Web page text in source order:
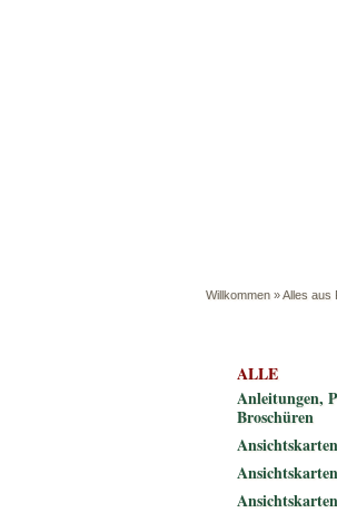
Willkommen »Alles aus
ALLE
Anleitungen,
Broschüren